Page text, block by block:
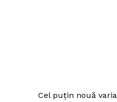
Cel puțin nouă